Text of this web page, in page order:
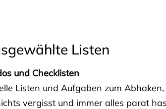
Listen
und Checklisten
Listen und Aufgaben zum
vergisst und immer alles parat